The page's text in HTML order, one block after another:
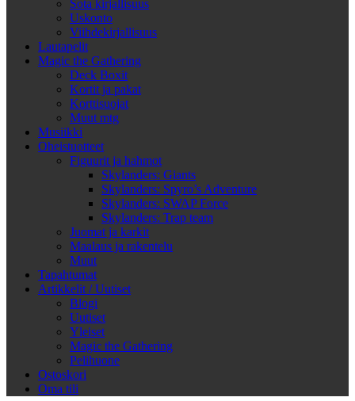
Sota kirjallisuus
Uskonto
Viihdekirjallisuus
Lautapelit
Magic the Gathering
Deck Boxit
Kortit ja pakat
Korttisuojat
Muut mtg
Musiikki
Oheistuotteet
Figuurit ja hahmot
Skylanders: Giants
Skylanders: Spyro’s Adventure
Skylanders: SWAP Force
Skylanders: Trap team
Juomat ja karkit
Maalaus ja rakentelu
Muut
Tapahtumat
Artikkelit / Uutiset
Blogi
Uutiset
Yleiset
Magic the Gathering
Pelihuone
Ostoskori
Oma tili